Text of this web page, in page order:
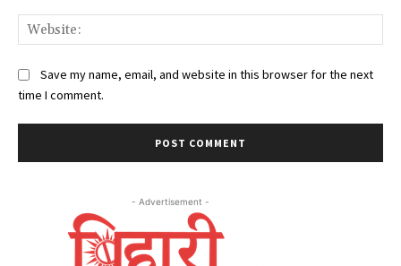
Save my name, email, and website in this browser for the next
time I comment.
- Advertisement -